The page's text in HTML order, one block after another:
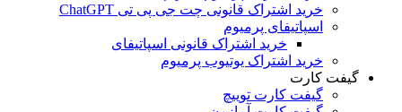
خرید اشتراک قانونی چت جی پی تی ChatGPT
اسپاتیفای پرمیوم
خرید اشتراک قانونی اسپاتیفای
خرید اشتراک یوتیوب پرمیوم
گیفت کارت
گیفت کارت توییچ